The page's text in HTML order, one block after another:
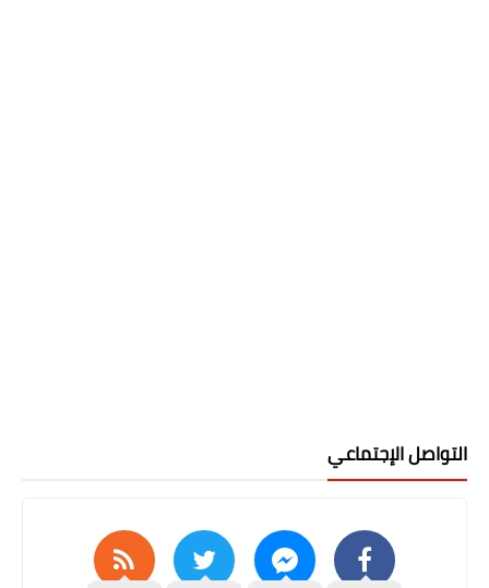
التواصل الإجتماعي